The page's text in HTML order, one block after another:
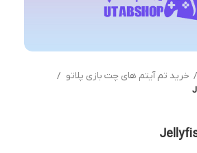
خرید تم آیتم های چت بازی پلاتو